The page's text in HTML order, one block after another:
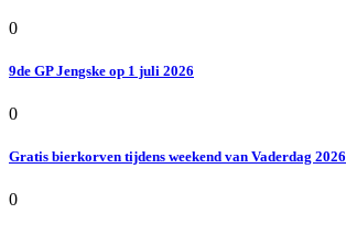
0
9de GP Jengske op 1 juli 2026
0
Gratis bierkorven tijdens weekend van Vaderdag 2026
0